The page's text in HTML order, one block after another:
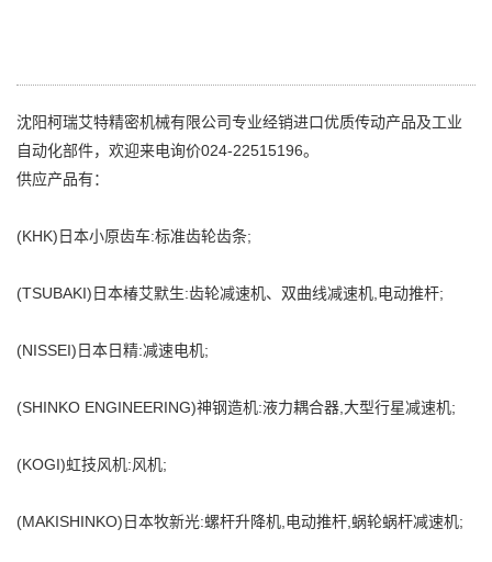
沈阳柯瑞艾特精密机械有限公司专业经销进口优质传动产品及工业
自动化部件，欢迎来电询价024-22515196。
供应产品有：
(KHK)日本小原齿车:标准齿轮齿条;
(TSUBAKI)日本椿艾默生:齿轮减速机、双曲线减速机,电动推杆;
(NISSEI)日本日精:减速电机;
(SHINKO ENGINEERING)神钢造机:液力耦合器,大型行星减速机;
(KOGI)虹技风机:风机;
(MAKISHINKO)日本牧新光:螺杆升降机,电动推杆,蜗轮蜗杆减速机;